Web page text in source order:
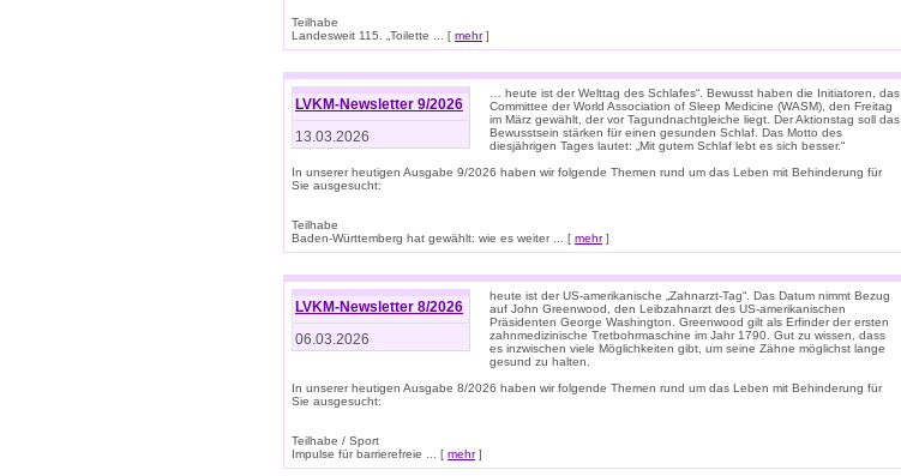
Teilhabe
Landesweit 115. „Toilette ... [ mehr]
LVKM-Newsletter 9/2026
13.03.2026
… heute ist der Welttag des Schlafes“. Bewusst haben die Initiatoren, das
Committee der World Association of Sleep Medicine (WASM), den Freitag
im März gewählt, der vor Tagundnachtgleiche liegt. Der Aktionstag soll das
Bewusstsein stärken für einen gesunden Schlaf. Das Motto des
diesjährigen Tages lautet: „Mit gutem Schlaf lebt es sich besser.“
In unserer heutigen Ausgabe 9/2026 haben wir folgende Themen rund um das Leben mit Behinderung für
Sie ausgesucht:
Teilhabe
Baden-Württemberg hat gewählt: wie es weiter ... [ mehr]
LVKM-Newsletter 8/2026
06.03.2026
heute ist der US-amerikanische „Zahnarzt-Tag“. Das Datum nimmt Bezug
auf John Greenwood, den Leibzahnarzt des US-amerikanischen
Präsidenten George Washington. Greenwood gilt als Erfinder der ersten
zahnmedizinische Tretbohrmaschine im Jahr 1790. Gut zu wissen, dass
es inzwischen viele Möglichkeiten gibt, um seine Zähne möglichst lange
gesund zu halten.
In unserer heutigen Ausgabe 8/2026 haben wir folgende Themen rund um das Leben mit Behinderung für
Sie ausgesucht:
Teilhabe / Sport
Impulse für barrierefreie ... [ mehr]